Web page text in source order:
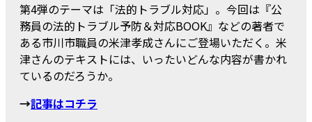
第4弾のテーマは「法的トラブル対応」。今回は『公
務員の法的トラブル予防＆対応BOOK』などの著者で
ある市川市職員の米津孝成さんにご登場いただく。米
津さんのテキストには、いったいどんな内容が書かれ
ているのだろうか。
→記事はコチラ